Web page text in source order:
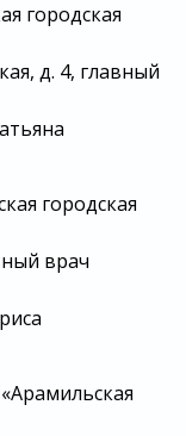
городская
д. 4, главный
городская
врач